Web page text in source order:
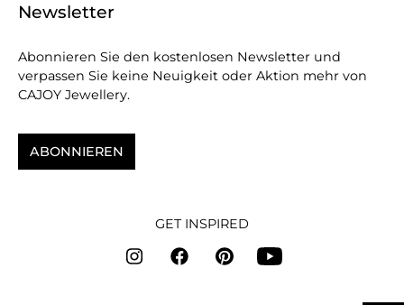
Newsletter
Abonnieren Sie den kostenlosen Newsletter und
verpassen Sie keine Neuigkeit oder Aktion mehr von
CAJOY Jewellery.
ABONNIEREN
GET INSPIRED